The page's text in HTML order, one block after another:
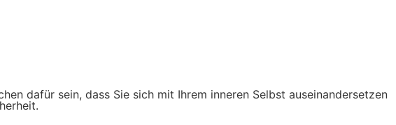
dafür sein, dass Sie sich mit Ihrem inneren Selbst auseinandersetzen